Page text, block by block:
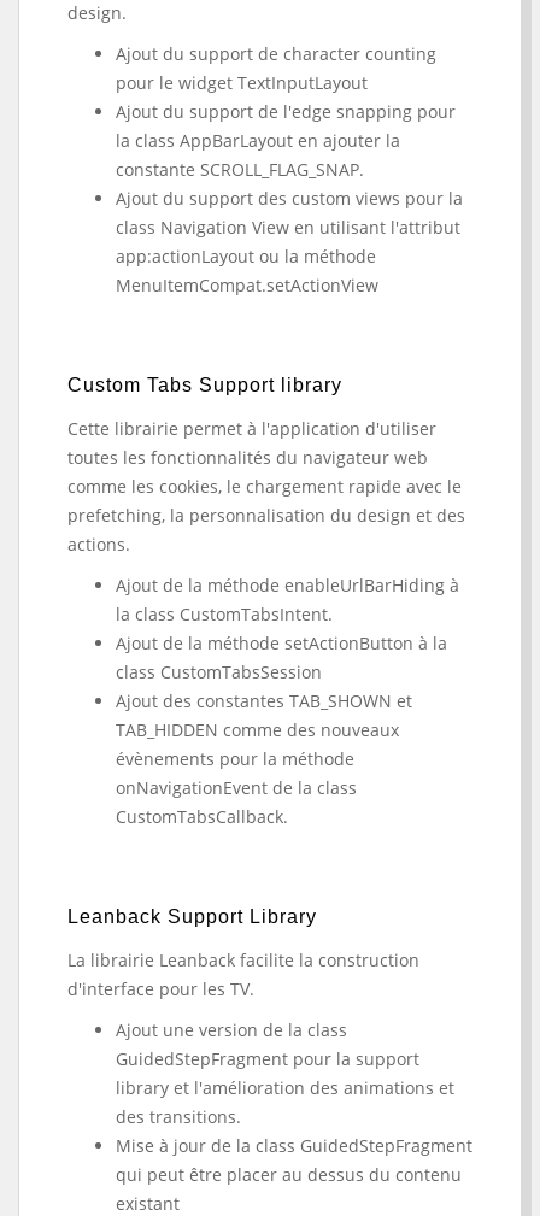
design.
Ajout du support de character counting
pour le widget TextInputLayout
Ajout du support de l'edge snapping pour
la class AppBarLayout en ajouter la
constante SCROLL_FLAG_SNAP.
Ajout du support des custom views pour la
class Navigation View en utilisant l'attribut
app:actionLayout ou la méthode
MenuItemCompat.setActionView
Custom Tabs Support library
Cette librairie permet à l'application d'utiliser
toutes les fonctionnalités du navigateur web
comme les cookies, le chargement rapide avec le
prefetching, la personnalisation du design et des
actions.
Ajout de la méthode enableUrlBarHiding à
la class CustomTabsIntent.
Ajout de la méthode setActionButton à la
class CustomTabsSession
Ajout des constantes TAB_SHOWN et
TAB_HIDDEN comme des nouveaux
évènements pour la méthode
onNavigationEvent de la class
CustomTabsCallback.
Leanback Support Library
La librairie Leanback facilite la construction
d'interface pour les TV.
Ajout une version de la class
GuidedStepFragment pour la support
library et l'amélioration des animations et
des transitions.
Mise à jour de la class GuidedStepFragment
qui peut être placer au dessus du contenu
existant